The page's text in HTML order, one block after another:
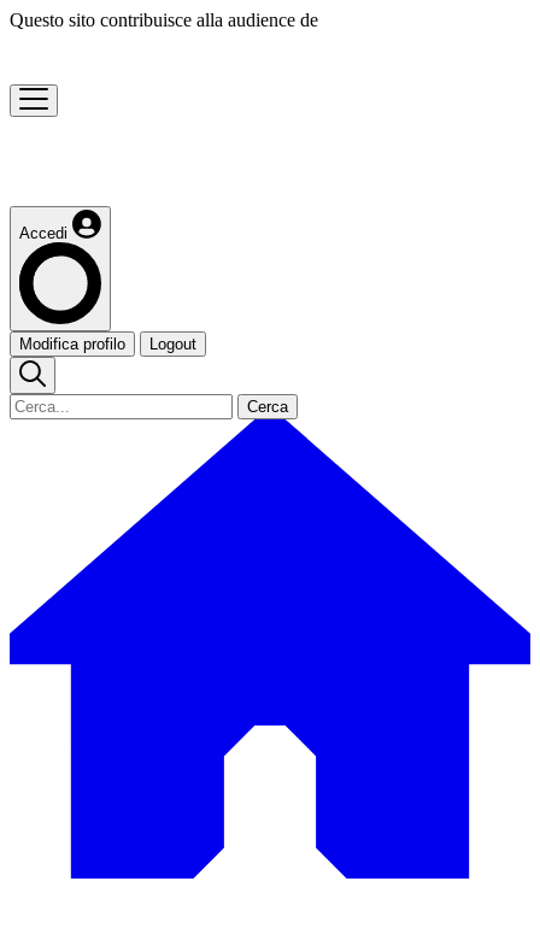
Questo sito contribuisce alla audience de
Accedi
Modifica profilo Logout
Cerca